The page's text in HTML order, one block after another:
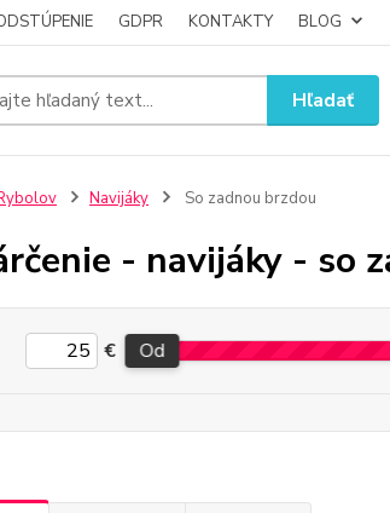
GDPR KONTAKTY BLOG
Hľadať
Navijáky So zadnou brzdou
- navijáky - so
€ Od